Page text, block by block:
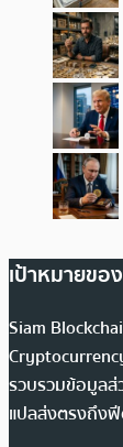
เป้าหมายของ
Siam
รวบรวมข้อมูลส่
แปลส่งตรงถึง